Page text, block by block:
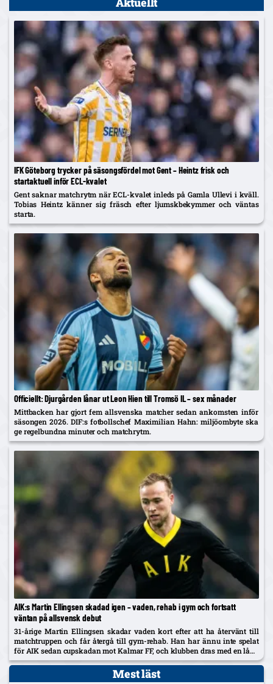
IFK Göteborg trycker på säsongsfördel mot Gent – Heintz frisk och
startaktuell inför ECL-kvalet
Gent saknar matchrytm när ECL-kvalet inleds på Gamla Ullevi i kväll.
Tobias Heintz känner sig fräsch efter ljumskbekymmer och väntas
starta.
Officiellt: Djurgården lånar ut Leon Hien till Tromsö IL – sex månader
Mittbacken har gjort fem allsvenska matcher sedan ankomsten inför
säsongen 2026. DIF:s fotbollschef Maximilian Hahn: miljöombyte ska
ge regelbundna minuter och matchrytm.
AIK:s Martin Ellingsen skadad igen – vaden, rehab i gym och fortsatt
väntan på allsvensk debut
31-årige Martin Ellingsen skadar vaden kort efter att ha återvänt till
matchtruppen och får återgå till gym-rehab. Han har ännu inte spelat
för AIK sedan cupskadan mot Kalmar FF, och klubben dras med en lång
skadelista som nu också utreds...
Mest läst